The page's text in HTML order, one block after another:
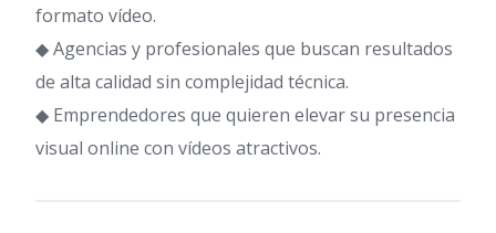
formato vídeo.
◆ Agencias y profesionales que buscan resultados
de alta calidad sin complejidad técnica.
◆ Emprendedores que quieren elevar su presencia
visual online con vídeos atractivos.